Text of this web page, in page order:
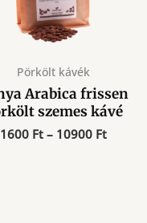
Pörkölt kávék
Arabica frissen
szemes kávé
1600 Ft – 10900 Ft